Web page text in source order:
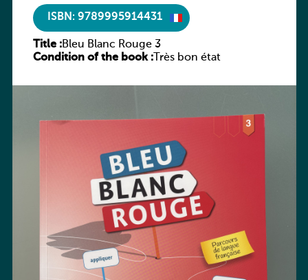
ISBN: 9789995914431
Title :Bleu Blanc Rouge 3
Condition of the book :Très bon état